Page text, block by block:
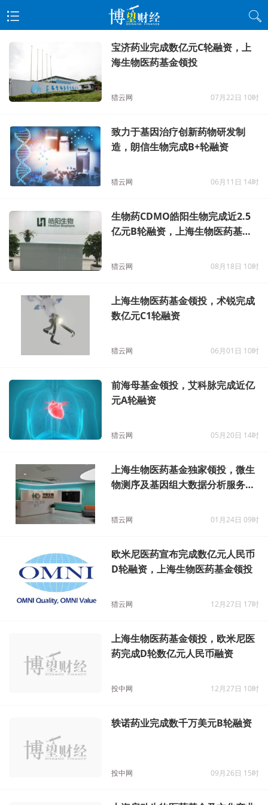
宝济药业完成数亿元C轮融资，上
海生物医药基金领投
猎云网 07月22日 10时
致力于基因治疗创新药物研发制
造，朗信生物完成B+轮融资
猎云网 06月11日 14时
生物药CDMO皓阳生物完成近2.5
亿元B轮融资，上海生物医药基金
猎云网 08月18日 10时
上海生物医药基金领投，术锐完成
数亿元C1轮融资
猎云网 06月01日 10时
前海母基金领投，艾科脉完成近亿
元A轮融资
猎云网 05月20日 14时
上海生物医药基金独家领投，微生
物测序及基因组大数据分析服务商
猎云网 01月24日 09时
欧米尼医药宣布完成数亿元人民币
D轮融资，上海生物医药基金领投
猎云网 12月27日 17时
上海生物医药基金领投，欧米尼医
药完成D轮数亿元人民币融资
投中网 12月27日 10时
轶诺药业完成数千万美元B轮融资
投中网 09月26日 15时